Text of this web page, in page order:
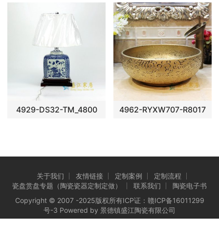
4929-DS32-TM_4800 4962-RYXW707-R8017
关于我们 友情链接 定制案例
定制流程
瓷盘赏盘专题（陶瓷瓷器定制定做）
联系我们
陶瓷电子书
Copyright © 2007 -2025版权所有ICP证： 赣ICP备16011299
号-3 Powered by 景德镇盛江陶瓷有限公司